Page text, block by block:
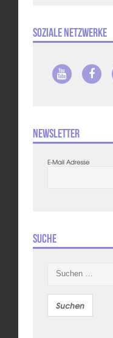
Soziale Netzwerke
Newsletter
E-Mail Adresse
Suche
nach: